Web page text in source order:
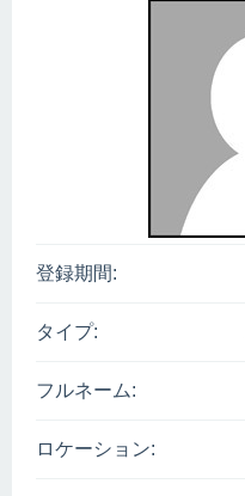
登録期間:
タイプ:
フルネーム:
ロケーション: